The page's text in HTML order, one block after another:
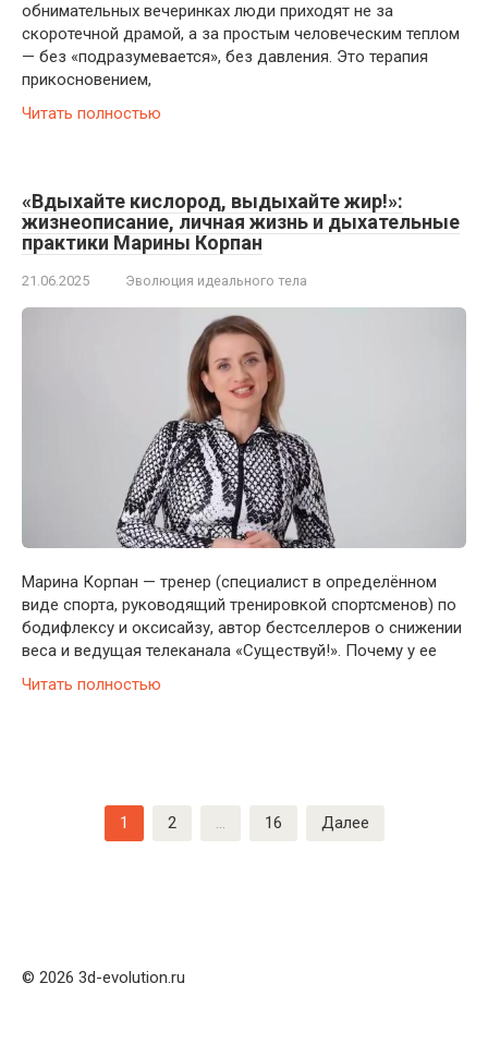
обнимательных вечеринках люди приходят не за
скоротечной драмой, а за простым человеческим теплом
— без «подразумевается», без давления. Это терапия
прикосновением,
Читать полностью
«Вдыхайте кислород, выдыхайте жир!»:
жизнеописание, личная жизнь и дыхательные
практики Марины Корпан
21.06.2025 Эволюция идеального тела
Марина Корпан — тренер (специалист в определённом
виде спорта, руководящий тренировкой спортсменов) по
бодифлексу и оксисайзу, автор бестселлеров о снижении
веса и ведущая телеканала «Существуй!». Почему у ее
Читать полностью
1 2 … 16 Далее
© 2026 3d-evolution.ru